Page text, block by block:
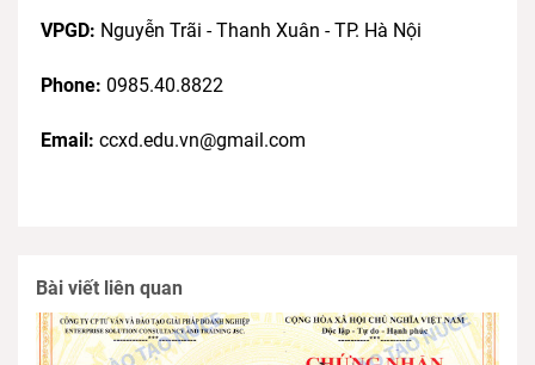
VPGD: Nguyễn Trãi - Thanh Xuân - TP. Hà Nội
Phone: 0985.40.8822
Email: ccxd.edu.vn@gmail.com
Bài viết liên quan